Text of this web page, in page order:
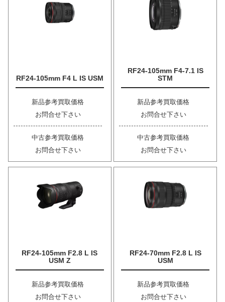
RF24-105mm F4 L IS USM
新品参考買取価格
お問合せ下さい
中古参考買取価格
お問合せ下さい
RF24-105mm F4-7.1 IS
STM
新品参考買取価格
お問合せ下さい
中古参考買取価格
お問合せ下さい
RF24-105mm F2.8 L IS
USM Z
新品参考買取価格
お問合せ下さい
RF24-70mm F2.8 L IS
USM
新品参考買取価格
お問合せ下さい